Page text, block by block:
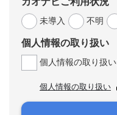
未導入
不明
個人情報の取り扱い
個人情報の取り扱
個人情報の取り扱い